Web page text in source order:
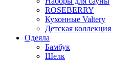
ROSEBERRY
Кухонные Valtery
Детская коллекция
Одеяла
Бамбук
Шелк